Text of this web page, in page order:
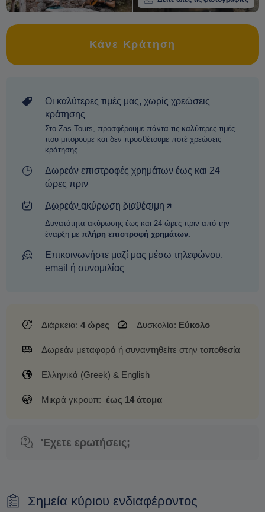
Κάνε Κράτηση
Οι καλύτερες τιμές μας, χωρίς χρεώσεις
κράτησης
Στο Zas Tours, προσφέρουμε πάντα τις καλύτερες τιμές
που μπορούμε και δεν προσθέτουμε ποτέ χρεώσεις
κράτησης
Δωρεάν επιστροφές χρημάτων έως και 24
ώρες πριν
Δωρεάν ακύρωση διαθέσιμη
Δυνατότητα ακύρωσης έως και 24 ώρες πριν από την
έναρξη με πλήρη επιστροφή χρημάτων.
Επικοινωνήστε μαζί μας μέσω τηλεφώνου,
email ή συνομιλίας
Διάρκεια: 4 ώρες Δυσκολία: Εύκολο
Δωρεάν μεταφορά ή συναντηθείτε στην τοποθεσία
Ελληνικά (Greek) & English
Μικρά γκρουπ: έως 14 άτομα
'Εχετε ερωτήσεις;
Σημεία κύριου ενδιαφέροντος